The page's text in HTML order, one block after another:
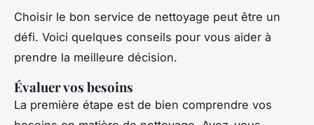
Choisir le bon service de nettoyage peut être un
défi. Voici quelques conseils pour vous aider à
prendre la meilleure décision.
Évaluer vos besoins
La première étape est de bien comprendre vos